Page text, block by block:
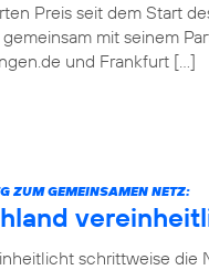
Preis seit dem Start
mit seinem
und Frankfurt […]
ZUM GEMEINSAMEN NETZ:
schrittweise die